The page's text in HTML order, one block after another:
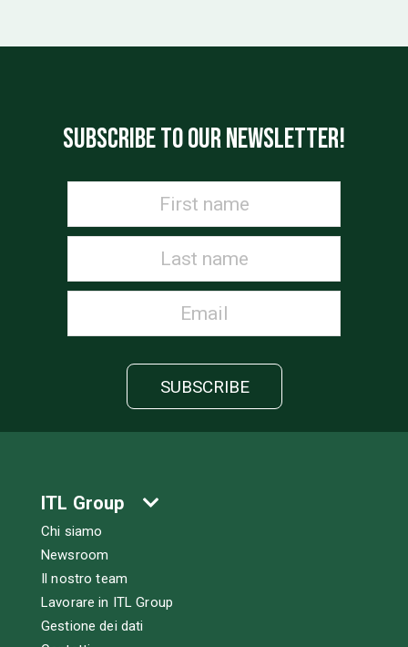
SUBSCRIBE TO OUR NEWSLETTER!
ITL Group
Chi siamo
Newsroom
Il nostro team
Lavorare in ITL Group
Gestione dei dati